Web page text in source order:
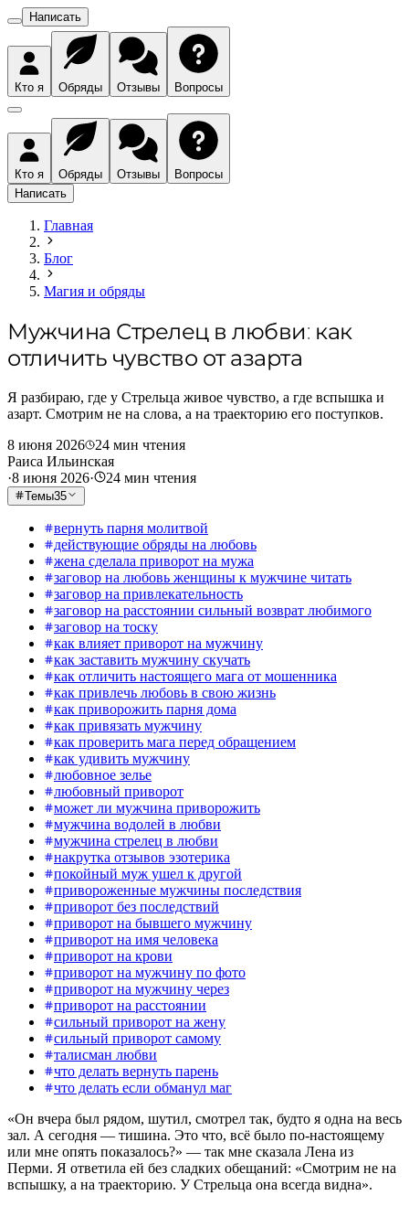
Написать
Кто я Обряды Отзывы Вопросы
Кто я Обряды Отзывы
Вопросы
Написать
Главная
Блог
Магия и обряды
Мужчина Стрелец в любви: как
отличить чувство от азарта
Я разбираю, где у Стрельца живое чувство, а где вспышка и
азарт. Смотрим не на слова, а на траекторию его поступков.
8 июня 2026
24 мин чтения
Раиса Ильинская
·8 июня 2026· 24 мин чтения
Темы35
вернуть парня молитвой
действующие обряды на любовь
жена сделала приворот на мужа
заговор на любовь женщины к мужчине читать
заговор на привлекательность
заговор на расстоянии сильный возврат любимого
заговор на тоску
как влияет приворот на мужчину
как заставить мужчину скучать
как отличить настоящего мага от мошенника
как привлечь любовь в свою жизнь
как приворожить парня дома
как привязать мужчину
как проверить мага перед обращением
как удивить мужчину
любовное зелье
любовный приворот
может ли мужчина приворожить
мужчина водолей в любви
мужчина стрелец в любви
накрутка отзывов эзотерика
покойный муж ушел к другой
привороженные мужчины последствия
приворот без последствий
приворот на бывшего мужчину
приворот на имя человека
приворот на крови
приворот на мужчину по фото
приворот на мужчину через
приворот на расстоянии
сильный приворот на жену
сильный приворот самому
талисман любви
что делать вернуть парень
что делать если обманул маг
«Он вчера был рядом, шутил, смотрел так, будто я одна на весь
зал. А сегодня — тишина. Это что, всё было по-настоящему
или мне опять показалось?» — так мне сказала Лена из
Перми. Я ответила ей без сладких обещаний: «Смотрим не на
вспышку, а на траекторию. У Стрельца она всегда видна».